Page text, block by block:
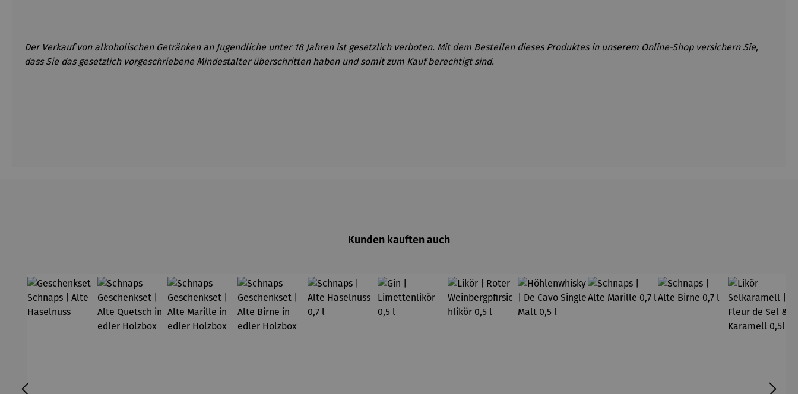
Der Verkauf von alkoholischen Getränken an Jugendliche unter 18 Jahren ist gesetzlich verboten. Mit dem Bestellen dieses Produktes in unserem Online-Shop versichern Sie,
dass Sie das gesetzlich vorgeschriebene Mindestalter überschritten haben und somit zum Kauf berechtigt sind.
Kunden kauften auch